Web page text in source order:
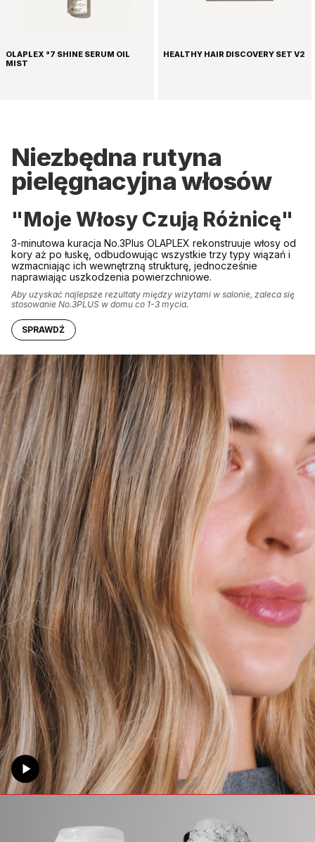
OLAPLEX °7 SHINE SERUM OIL
MIST
HEALTHY HAIR DISCOVERY SET V2
Niezbędna rutyna
pielęgnacyjna włosów
"Moje Włosy Czują Różnicę"
3-minutowa kuracja No.3Plus OLAPLEX rekonstruuje włosy od
kory aż po łuskę, odbudowując wszystkie trzy typy wiązań i
wzmacniając ich wewnętrzną strukturę, jednocześnie
naprawiając uszkodzenia powierzchniowe.
Aby uzyskać najlepsze rezultaty między wizytami w salonie, zaleca się
stosowanie No.3PLUS w domu co 1-3 mycia.
SPRAWDŹ